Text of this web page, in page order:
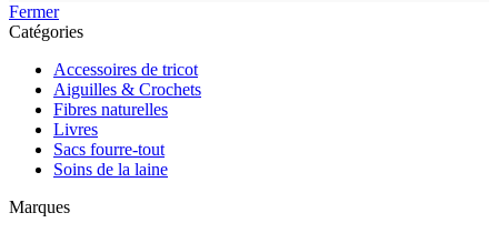
Fermer
Catégories
Accessoires de tricot
Aiguilles & Crochets
Fibres naturelles
Livres
Sacs fourre-tout
Soins de la laine
Marques